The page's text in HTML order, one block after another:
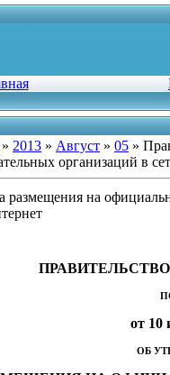
» 2013 » Август » 05 »
организаций в
размещения на
от 10
ОБ